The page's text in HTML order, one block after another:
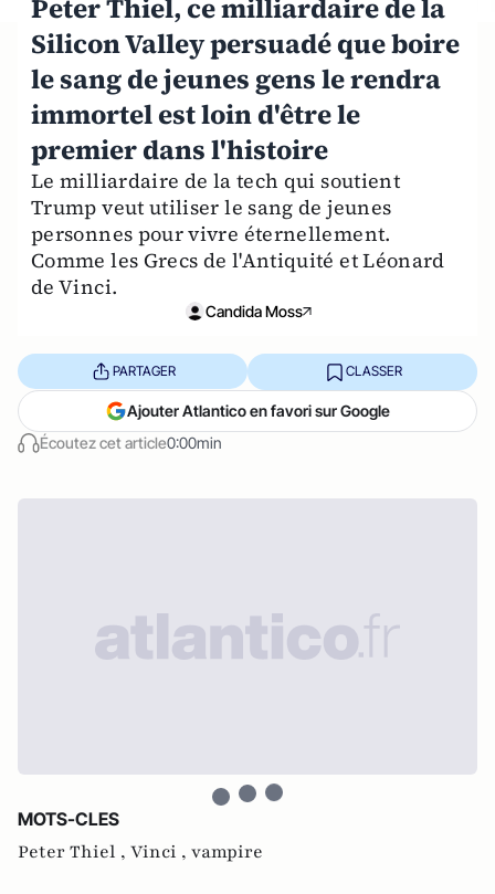
Peter Thiel, ce milliardaire de la
Silicon Valley persuadé que boire
le sang de jeunes gens le rendra
immortel est loin d'être le
premier dans l'histoire
Le milliardaire de la tech qui soutient
Trump veut utiliser le sang de jeunes
personnes pour vivre éternellement.
Comme les Grecs de l'Antiquité et Léonard
de Vinci.
Candida Moss
Écoutez cet article0:00min
PARTAGER CLASSER
Ajouter Atlantico en favori sur Google
MOTS-CLES
Peter Thiel , Vinci , vampire